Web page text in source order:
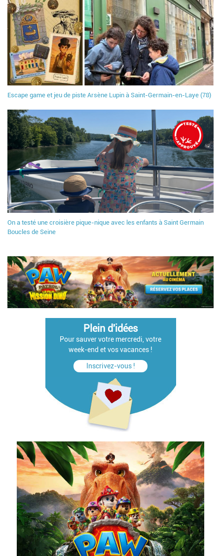
Escape game et jeu de piste Arsène Lupin à Saint-Germain-en-Laye (78)
On a testé une croisière pique-nique avec les enfants à Saint Germain
Boucles de Seine
Plein d'idées
Pour sauver votre mercredi, votre
week-end et vos vacances !
Inscrivez-vous !